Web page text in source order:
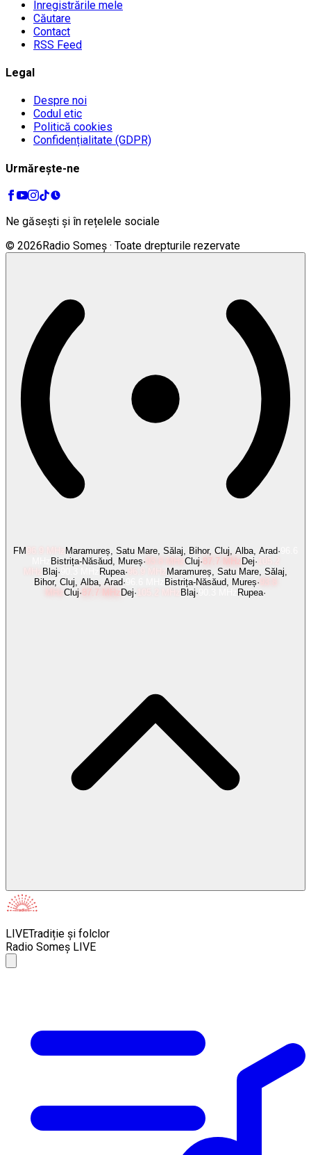
Înregistrările mele
Căutare
Contact
RSS Feed
Legal
Despre noi
Codul etic
Politică cookies
Confidențialitate (GDPR)
Urmărește-ne
Ne găsești și în rețelele sociale
© 2026Radio Someș · Toate drepturile rezervate
FM Maramureș, Satu Mare, Sălaj, Bihor, Cluj, Alba, Arad·
Bistrița-Năsăud, Mureș· Cluj· 87.7 MHz Dej·
Blaj· Rupea·
Maramureș, Satu Mare, Sălaj,
Bihor, Cluj, Alba, Arad· Bistrița-Năsăud, Mureș·
Cluj· 87.7 MHz Dej· Blaj· Rupea·
LIVETradiție și folclor
Radio Someș LIVE